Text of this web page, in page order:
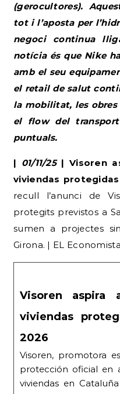
(gerocultores).
tot i l’aposta per
negoci continua
notícia és que Nike
amb el seu
el retail de salut
la mobilitat, les
el flow del
puntuals.
| 01/11/25| Visoren
viviendas
recull l’anunci de
protegits previstos a
sumen a projectes
Girona. | EL
Visoren aspira
viviendas
2026
Visoren, promotora
protección oficial en
viviendas en